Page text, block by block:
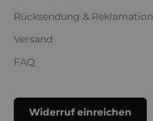
Rücksendung & Reklamation
Versand
FAQ
Widerruf einreichen